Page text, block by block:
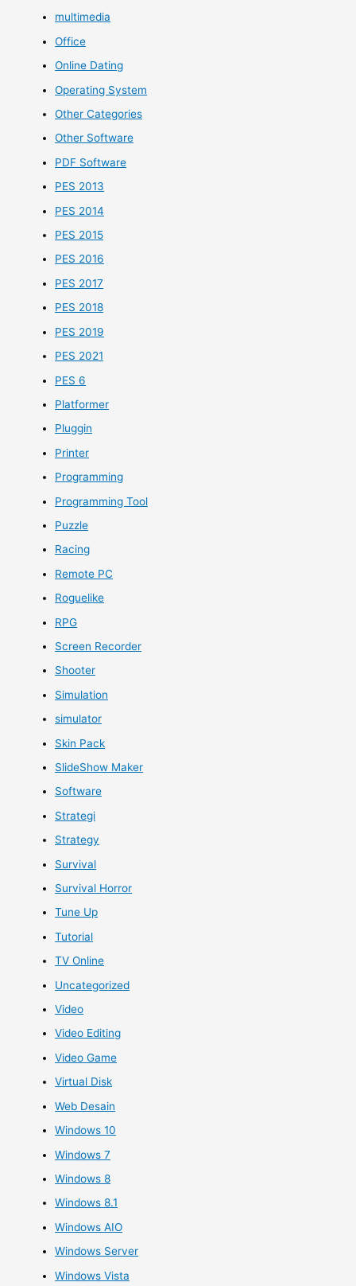
multimedia
Office
Online Dating
Operating System
Other Categories
Other Software
PDF Software
PES 2013
PES 2014
PES 2015
PES 2016
PES 2017
PES 2018
PES 2019
PES 2021
PES 6
Platformer
Pluggin
Printer
Programming
Programming Tool
Puzzle
Racing
Remote PC
Roguelike
RPG
Screen Recorder
Shooter
Simulation
simulator
Skin Pack
SlideShow Maker
Software
Strategi
Strategy
Survival
Survival Horror
Tune Up
Tutorial
TV Online
Uncategorized
Video
Video Editing
Video Game
Virtual Disk
Web Desain
Windows 10
Windows 7
Windows 8
Windows 8.1
Windows AIO
Windows Server
Windows Vista